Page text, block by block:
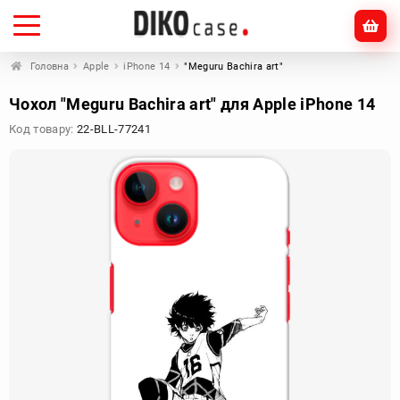
Головна Apple iPhone 14 "Meguru Bachira art"
Чохол "Meguru Bachira art" для Apple iPhone 14
Код товару: 22-BLL-77241